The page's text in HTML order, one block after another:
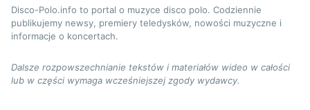
Disco-Polo.info to portal o muzyce disco polo. Codziennie
publikujemy newsy, premiery teledysków, nowości muzyczne i
informacje o koncertach.
Dalsze rozpowszechnianie tekstów i materiałów wideo w całości
lub w części wymaga wcześniejszej zgody wydawcy.